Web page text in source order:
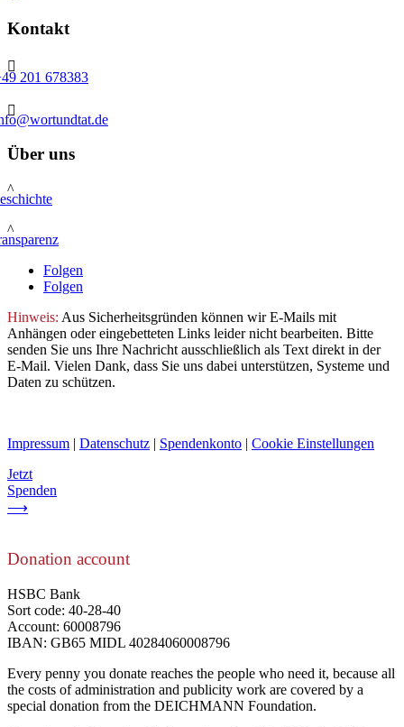
Kontakt

201 678383

Über uns
^
^
Folgen
Folgen
Hinweis: Aus Sicherheitsgründen können wir E-Mails mit
Anhängen oder eingebetteten Links leider nicht bearbeiten. Bitte
senden Sie uns Ihre Nachricht ausschließlich als Text direkt in der
E-Mail. Vielen Dank, dass Sie uns dabei unterstützen, Systeme und
Daten zu schützen.
Impressum | Datenschutz | Spendenkonto | Cookie Einstellungen
Jetzt
Spenden
⟶
Donation account
HSBC Bank
Sort code: 40-28-40
Account: 60008796
IBAN: GB65 MIDL 40284060008796
Every penny you donate reaches the people who need it, because all
the costs of administration and publicity work are covered by a
special donation from the DEICHMANN Foundation.